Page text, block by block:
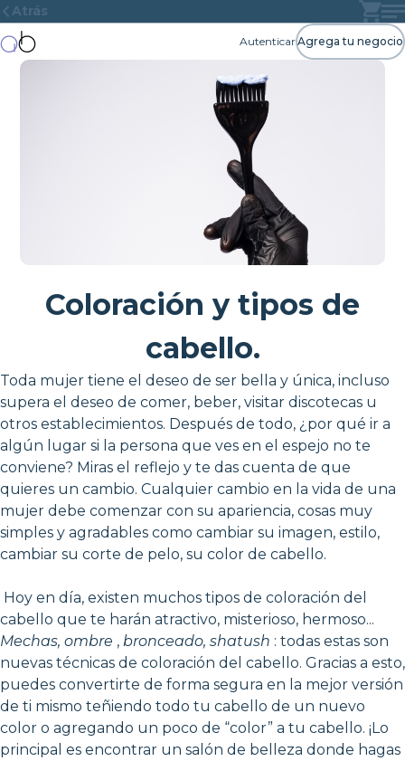
Atrás
AutenticarAgrega tu negocio
Coloración y tipos de
cabello.
Toda mujer tiene el deseo de ser bella y única, incluso
supera el deseo de comer, beber, visitar discotecas u
otros establecimientos. Después de todo, ¿por qué ir a
algún lugar si la persona que ves en el espejo no te
conviene? Miras el reflejo y te das cuenta de que
quieres un cambio. Cualquier cambio en la vida de una
mujer debe comenzar con su apariencia, cosas muy
simples y agradables como cambiar su imagen, estilo,
cambiar su corte de pelo, su color de cabello.
Hoy en día, existen muchos tipos de coloración del
cabello que te harán atractivo, misterioso, hermoso...
Mechas, ombre , bronceado, shatush : todas estas son
nuevas técnicas de coloración del cabello. Gracias a esto,
puedes convertirte de forma segura en la mejor versión
de ti mismo teñiendo todo tu cabello de un nuevo
color o agregando un poco de “color” a tu cabello. ¡Lo
principal es encontrar un salón de belleza donde hagas